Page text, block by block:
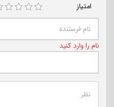
امتیاز
نام را وارد کنید